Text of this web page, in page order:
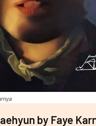
by Faye